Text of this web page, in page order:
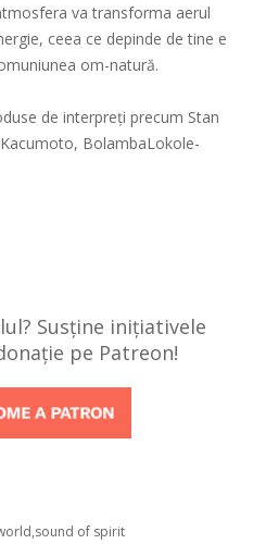
va transforma aerul
ceea ce depinde de tine e
om-natură.
de interpreți precum Stan
BolambaLokole-
Susține inițiativele
pe Patreon!
sound of spirit